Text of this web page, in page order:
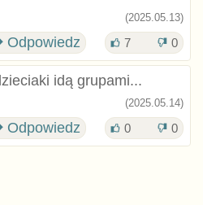
(2025.05.13)
Odpowiedz 7 0
idą grupami...
(2025.05.14)
Odpowiedz 0 0